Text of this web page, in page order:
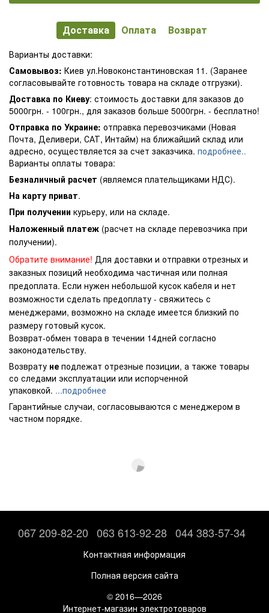
Доставка Оплата Возврат
Варианты доставки:
Самовывоз: Киев ул.Новоконстантиновская 11. (Заранее
согласовывайте готовность товара на складе отгрузки).
Доставка по Киеву: стоимость доставки для заказов до
5000грн. - 100грн., для заказов больше 5000грн. - бесплатно!
Отправка по Украине: отправка перевозчиками (Новая
Почта, Деливери, САТ, Интайм) на ближайший склад или
адресно, осуществляется за счет заказчика. подробнее..
Варианты оплаты товара:
Безналичный расчет (являемся плательщиками НДС).
На карту приват.
При получении курьеру, или на складе.
Наложенный платеж (расчет на складе перевозчика при
получении).
Обратите внимание! Для доставки и отправки отрезных и
заказных позиций необходима частичная или полная
предоплата. Если нужен небольшой кусок кабеля и нет
возможности сделать предоплату - свяжитесь с
менеджерами, возможно на складе имеется близкий по
размеру готовый кусок.
Возврат-обмен товара в течении 14дней согласно
законодательству.
Возврату не подлежат отрезные позиции, а также товары
со следами эксплуатации или испорченной
упаковкой. ...подробнее
Гарантийные случаи, согласовываются с менеджером в
частном порядке.
067 209-82-20 063 613-92-28 044 383-57-34
Контактная информация
Полная версия сайта
© 2016—2026
Интернет-магазин электротоваров